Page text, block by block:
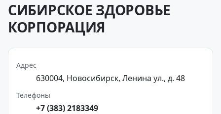
СИБИРСКОЕ ЗДОРОВЬЕ
КОРПОРАЦИЯ
Адрес
630004, Новосибирск, Ленина ул., д. 48
Телефоны
+7 (383) 2183349